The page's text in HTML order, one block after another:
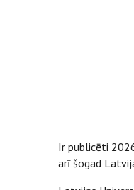
Ir publicēti
arī šogad